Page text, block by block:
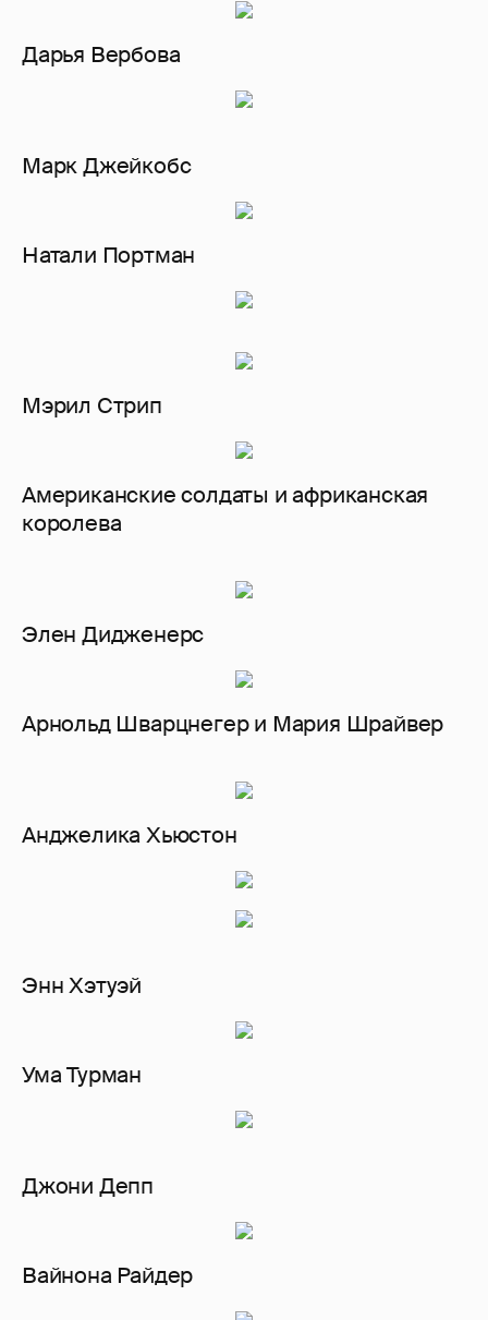
Дарья Вербова
Марк Джейкобс
Натали Портман
Мэрил Стрип
Американские солдаты и африканская
королева
Элен Дидженерс
Арнольд Шварцнегер и Мария Шрайвер
Анджелика Хьюстон
Энн Хэтуэй
Ума Турман
Джони Депп
Вайнона Райдер